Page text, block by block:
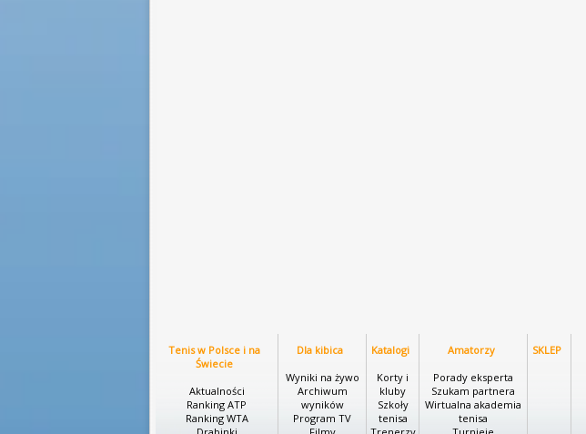
Tenis w Polsce i na
Świecie
Aktualności
Ranking ATP
Ranking WTA
Dla kibica
Wyniki na żywo
Archiwum
wyników
Program TV
Katalogi
Korty i
kluby
Szkoły
tenisa
Amatorzy
Porady eksperta
Szukam partnera
Wirtualna akademia
tenisa
SKLEP